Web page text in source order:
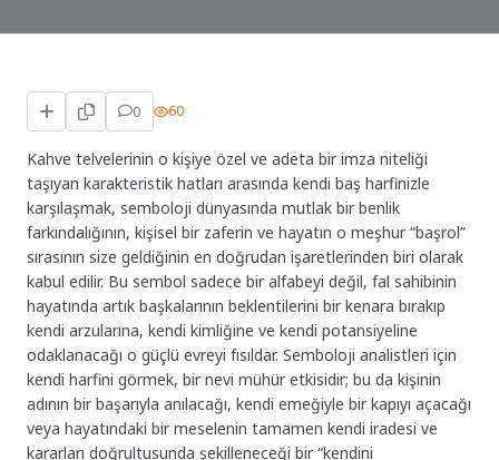
0 60
Kahve telvelerinin o kişiye özel ve adeta bir imza niteliği
taşıyan karakteristik hatları arasında kendi baş harfinizle
karşılaşmak, semboloji dünyasında mutlak bir benlik
farkındalığının, kişisel bir zaferin ve hayatın o meşhur “başrol”
sırasının size geldiğinin en doğrudan işaretlerinden biri olarak
kabul edilir. Bu sembol sadece bir alfabeyi değil, fal sahibinin
hayatında artık başkalarının beklentilerini bir kenara bırakıp
kendi arzularına, kendi kimliğine ve kendi potansiyeline
odaklanacağı o güçlü evreyi fısıldar. Semboloji analistleri için
kendi harfini görmek, bir nevi mühür etkisidir; bu da kişinin
adının bir başarıyla anılacağı, kendi emeğiyle bir kapıyı açacağı
veya hayatındaki bir meselenin tamamen kendi iradesi ve
kararları doğrultusunda şekilleneceği bir “kendini